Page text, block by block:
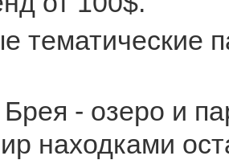
тематические
- озеро и
находками